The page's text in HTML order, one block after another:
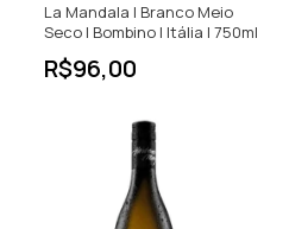
La Mandala | Branco Meio
Seco | Bombino | Itália | 750ml
R$96,00